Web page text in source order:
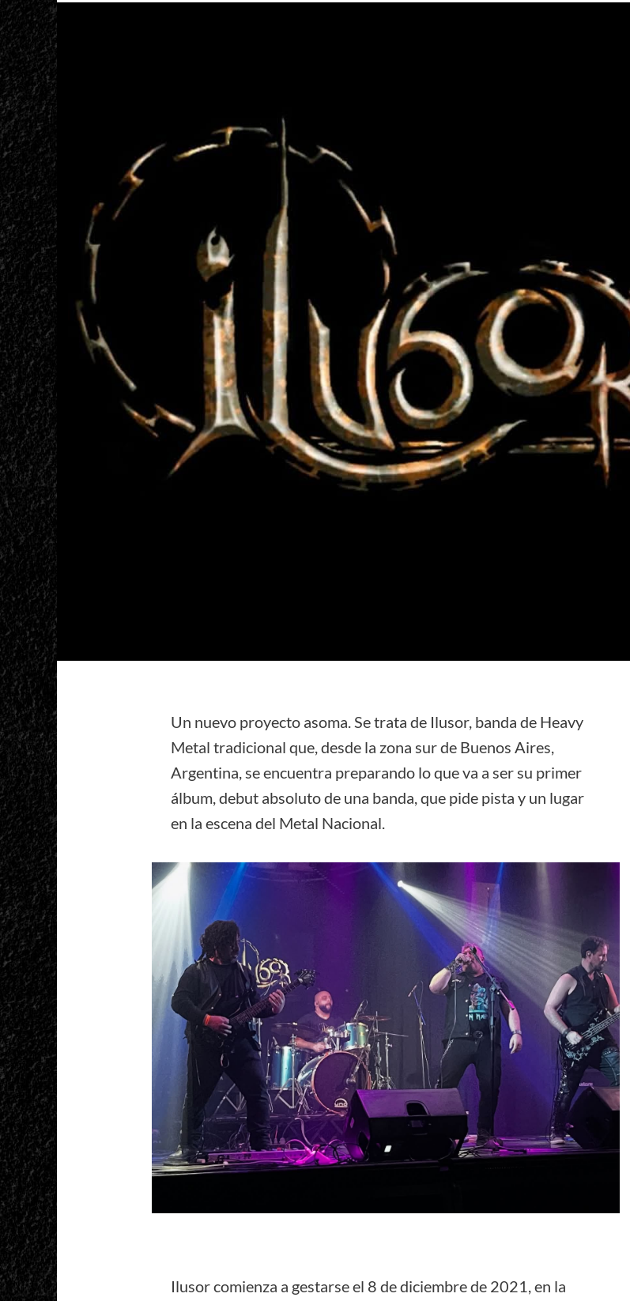
Un nuevo proyecto asoma. Se trata de Ilusor, banda de Heavy
Metal tradicional que, desde la zona sur de Buenos Aires,
Argentina, se encuentra preparando lo que va a ser su primer
álbum, debut absoluto de una banda, que pide pista y un lugar
en la escena del Metal Nacional.
Ilusor comienza a gestarse el 8 de diciembre de 2021, en la